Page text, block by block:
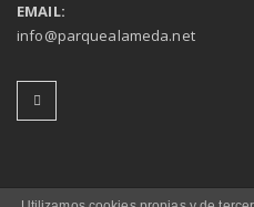
EMAIL:
info@parquealameda.net